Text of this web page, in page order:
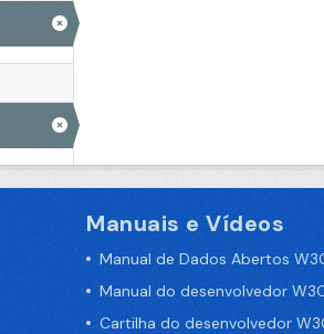
Manuais e Vídeos
Manual de Dados Abertos
Manual do desenvolvedor
Cartilha do desenvolvedor